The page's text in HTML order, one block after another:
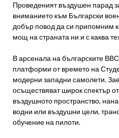
Проведеният въздушен парад
вниманието към Български
добър повод да си припомним
мощ на страната ни и с каква
В арсенала на българските ВВС
платформи от времето на
модерни западни самолети.
осъществяват широк спектър
въздушното пространство,
водни или въздушни цели,
обучение на пилоти.